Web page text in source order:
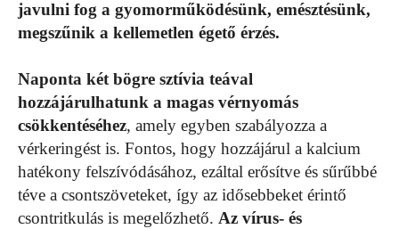
javulni fog a gyomorműködésünk, emésztésünk,
megszűnik a kellemetlen égető érzés.
Naponta két bögre sztívia teával
hozzájárulhatunk a magas vérnyomás
csökkentéséhez, amely egyben szabályozza a
vérkeringést is. Fontos, hogy hozzájárul a kalcium
hatékony felszívódásához, ezáltal erősítve és sűrűbbé
téve a csontszöveteket, így az idősebbeket érintő
csontritkulás is megelőzhető. Az vírus- és